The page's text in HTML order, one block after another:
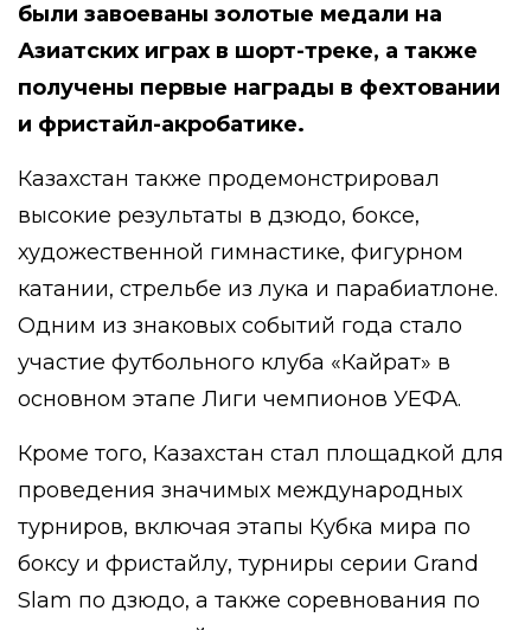
были завоеваны золотые медали на
Азиатских играх в шорт-треке, а также
получены первые награды в фехтовании
и фристайл-акробатике.
Казахстан также продемонстрировал
высокие результаты в дзюдо, боксе,
художественной гимнастике, фигурном
катании, стрельбе из лука и парабиатлоне.
Одним из знаковых событий года стало
участие футбольного клуба «Кайрат» в
основном этапе Лиги чемпионов УЕФА.
Кроме того, Казахстан стал площадкой для
проведения значимых международных
турниров, включая этапы Кубка мира по
боксу и фристайлу, турниры серии Grand
Slam по дзюдо, а также соревнования по